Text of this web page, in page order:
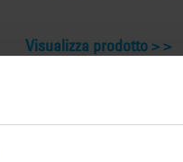
Visualizza prodotto >